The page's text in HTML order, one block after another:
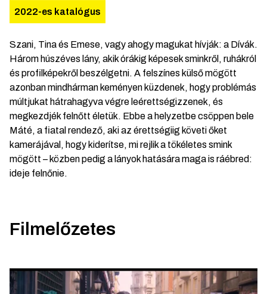
2022-es katalógus
Szani, Tina és Emese, vagy ahogy magukat hívják: a Dívák.
Három húszéves lány, akik órákig képesek sminkről, ruhákról
és profilképekről beszélgetni. A felszínes külső mögött
azonban mindhárman keményen küzdenek, hogy problémás
múltjukat hátrahagyva végre leérettségizzenek, és
megkezdjék felnőtt életük. Ebbe a helyzetbe csöppen bele
Máté, a fiatal rendező, aki az érettségiig követi őket
kamerájával, hogy kiderítse, mi rejlik a tökéletes smink
mögött – közben pedig a lányok hatására maga is ráébred:
ideje felnőnie.
Filmelőzetes